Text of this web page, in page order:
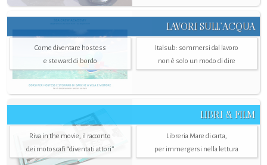
LAVORI SULL’ACQUA
Come diventare hostess
e steward di bordo
Italsub: sommersi dal lavoro
non è solo un modo di dire
LIBRI & FILM
Riva in the movie, il racconto
dei motoscafi “diventati attori”
Libreria Mare di carta,
per immergersi nella lettura